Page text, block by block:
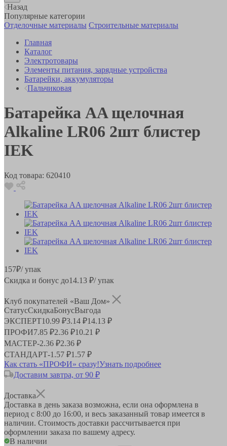
Назад
Популярные категории
Отделочные материалы Строительные материалы
Главная
Каталог
Электротовары
Элементы питания, зарядные устройства
Батарейки, аккумуляторы
Пальчиковая
Батарейка AA щелочная
Alkaline LR06 2шт блистер
IEK
Код товара: 620410
157₽/ упак
Скидка и бонус до14.13 ₽/ упак
Клуб покупателей «Ваш Дом»
СтатусСкидкаБонусВыгода
ЭКСПЕРТ10.99 ₽3.14 ₽14.13 ₽
ПРОФИ7.85 ₽2.36 ₽10.21 ₽
МАСТЕР-2.36 ₽2.36 ₽
СТАНДАРТ-1.57 ₽1.57 ₽
Как стать «ПРОФИ» сразу!Узнать подробнее
Доставим завтра, от 90 ₽
Доставка
Доставка в день заказа возможна, если она оформлена в
период с 8:00 до 16:00, и весь заказанный товар имеется в
наличии. Стоимость доставки рассчитывается при
оформлении заказа по вашему адресу.
В наличии